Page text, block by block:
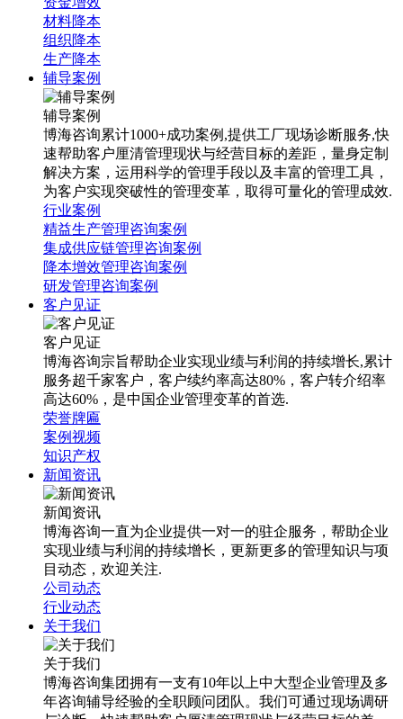
材料降本
组织降本
生产降本
辅导案例
辅导案例
博海咨询累计1000+成功案例,提供工厂现场诊断服务,快
速帮助客户厘清管理现状与经营目标的差距，量身定制
解决方案，运用科学的管理手段以及丰富的管理工具，
为客户实现突破性的管理变革，取得可量化的管理成效.
行业案例
精益生产管理咨询案例
集成供应链管理咨询案例
降本增效管理咨询案例
研发管理咨询案例
客户见证
客户见证
博海咨询宗旨帮助企业实现业绩与利润的持续增长,累计
服务超千家客户，客户续约率高达80%，客户转介绍率
高达60%，是中国企业管理变革的首选.
荣誉牌匾
案例视频
知识产权
新闻资讯
新闻资讯
博海咨询一直为企业提供一对一的驻企服务，帮助企业
实现业绩与利润的持续增长，更新更多的管理知识与项
目动态，欢迎关注.
公司动态
行业动态
关于我们
关于我们
博海咨询集团拥有一支有10年以上中大型企业管理及多
年咨询辅导经验的全职顾问团队。我们可通过现场调研